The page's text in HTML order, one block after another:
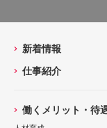
新着情報
仕事紹介
働くメリット・待